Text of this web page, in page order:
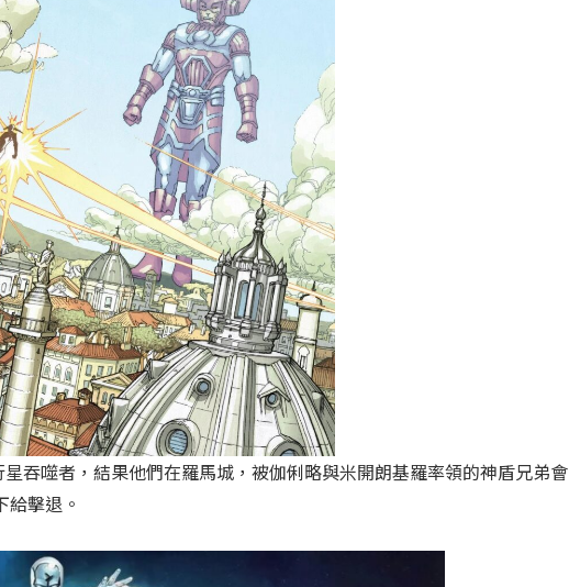
吞噬者，結果他們在羅馬城，被伽俐略與米開朗基羅率領的神盾兄弟會
給擊退。